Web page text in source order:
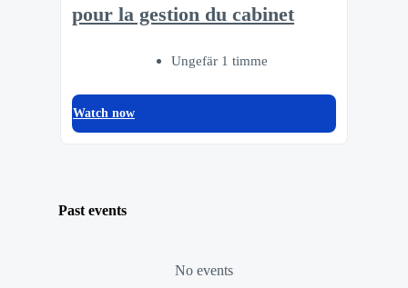
pour la gestion du cabinet
Ungefär 1 timme
Watch now
Past events
No events